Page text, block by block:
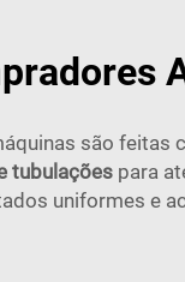
são feitas
tubulações para
uniformes e